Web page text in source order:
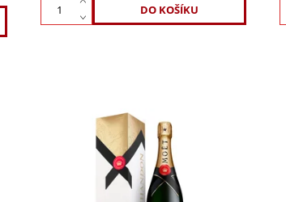
Moët & Chandon Impérial Brut 0,75l v
dárkové krabičce. Ikonické
šampaňské s jasnou ovocností a
svůdnou chutí. Ideální pro každou
oslavu. Elegantní...